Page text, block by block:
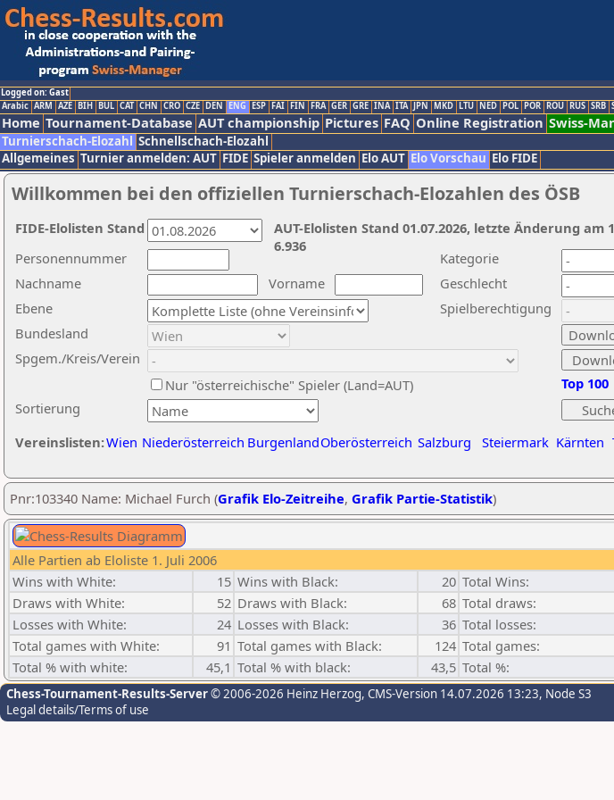
Logged on: Gast
Arabic ARM AZE BIH BUL CAT CHN CRO CZE DEN ENG ESP FAI FIN FRA GER GRE INA ITA JPN MKD LTU NED POL POR ROU RUS SRB
Home Tournament-Database AUT championship Pictures FAQ Online Registration Swiss-
Turnierschach-Elozahl Schnellschach-Elozahl
Allgemeines Turnier anmelden: AUT FIDE Spieler anmelden Elo AUT Elo Vorschau Elo FIDE
Willkommen bei den offiziellen Turnierschach-Elozahlen des ÖSB
Nachname
Vorname
Ebene
Kategorie
Sortierung
Personennummer
Bundesland
Spgem./Kreis/Verein
Geschlecht
Nur "österreichische" Spieler (Land=AUT)
Spielberechtigung
Vereinslisten:Wien Niederösterreich BurgenlandOberösterreich Salzburg Steiermark Kärnten
Top 100
AUT-Elolisten Stand 01.07.2026, letzte Änderung am
6.936
FIDE-Elolisten Stand
Pnr:103340 Name: Michael Furch (Grafik Elo-Zeitreihe, Grafik Partie-Statistik)
Alle Partien ab Eloliste 1. Juli 2006
Wins with White:
15 Wins with Black: 20 Total Wins:
Draws with White:
52 Draws with Black: 68 Total draws:
Losses with White:
24 Losses with Black: 36 Total losses:
Total games with White:
91 Total games with Black: 124 Total games:
Total % with white:
45,1 Total % with black: 43,5 Total %:
Chess-Tournament-Results-Server© 2006-2026 Heinz Herzog, CMS-Version 14.07.2026 13:23, Node S3
Legal details/Terms of use